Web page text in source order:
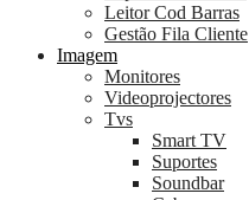
Leitor Cod Barras
Gestão Fila Cliente
Imagem
Monitores
Videoprojectores
Tvs
Smart TV
Suportes
Soundbar